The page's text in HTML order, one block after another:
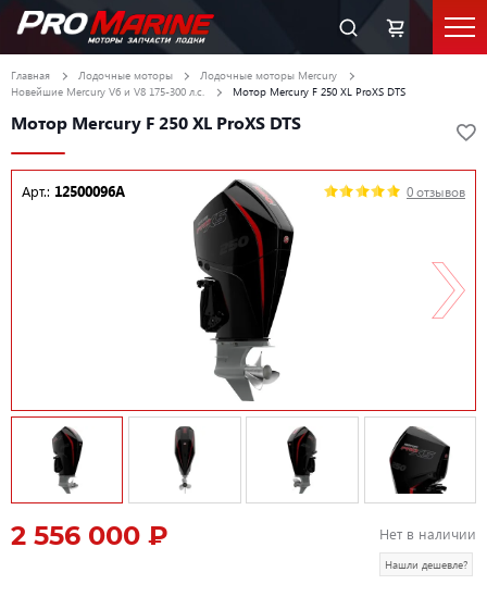
Главная Лодочные моторы
Лодочные моторы Mercury
Новейшие Mercury V6 и V8 175-300 л.с.
Мотор Mercury F 250 XL ProXS DTS
Мотор Mercury F 250 XL ProXS DTS
Арт.: 12500096A 0 отзывов
2 556 000 ₽ Нет в наличии
Нашли дешевле?